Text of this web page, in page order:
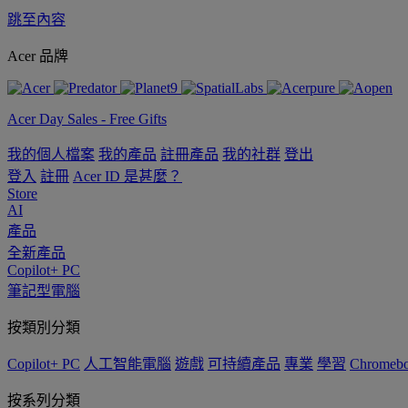
跳至內容
Acer 品牌
Acer Day Sales - Free Gifts
我的個人檔案 我的產品 註冊產品 我的社群 登出
登入 註冊 Acer ID 是甚麼？
Store
AI
產品
全新產品
Copilot+ PC
筆記型電腦
按類別分類
Copilot+ PC 人工智能電腦 遊戲 可持續產品 專業 學習
按系列分類